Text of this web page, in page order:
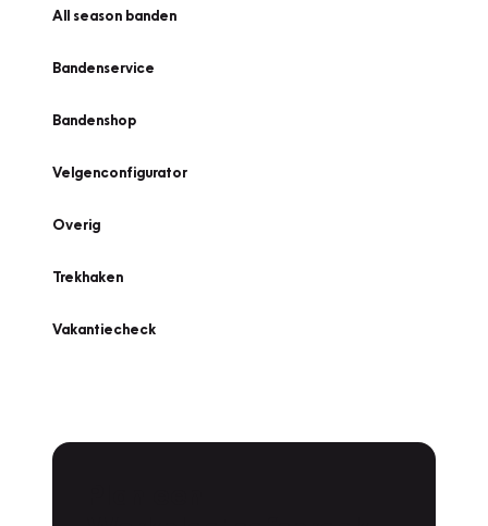
All season banden
Bandenservice
Bandenshop
Velgenconfigurator
Overig
Trekhaken
Vakantiecheck